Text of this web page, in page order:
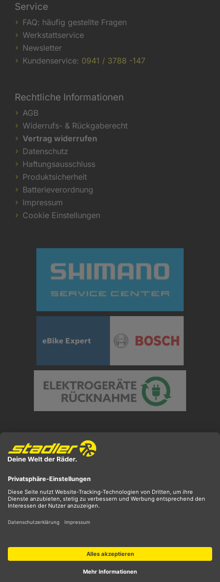
Service
FAQ: häufig gestellte Fragen
Werkstattservice
Newsletter
Kundenservice: 0941 / 3788 -147
Rechtliche Informationen
AGB
Widerrufs- & Rückgaberecht
Vertrag widerrufen
Datenschutz
Haftungsausschluss
Produktsicherheit
Batterieverordnung
Impressum
Cookie Einstellungen
** ehemaliger UVP
*** Preis entspricht unserem Markteinführungspreis